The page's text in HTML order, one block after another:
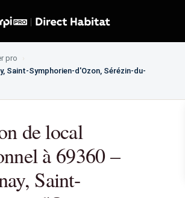
pro
Saint-Symphorien-d'Ozon, Sérézin-du-
de local
à 69360 –
Saint-